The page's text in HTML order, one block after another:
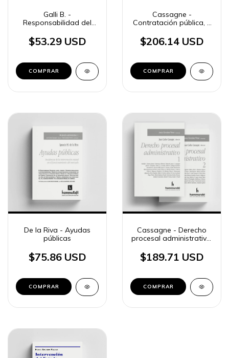
Galli B. -
Responsabilidad del
$53.29 USD
Cassagne -
Contratación pública, 2
$206.14 USD
De la Riva - Ayudas
públicas
$75.86 USD
Cassagne - Derecho
procesal administrativo,
$189.71 USD